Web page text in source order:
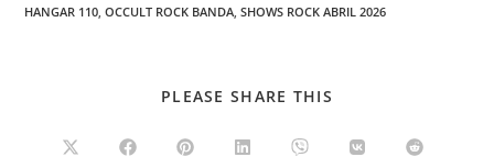
HANGAR 110, OCCULT ROCK BANDA, SHOWS ROCK ABRIL 2026
PLEASE SHARE THIS
Abre
Abre Abre Abre Abre Abre Abre